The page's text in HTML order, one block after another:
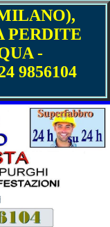
PERDITE
-
9856104